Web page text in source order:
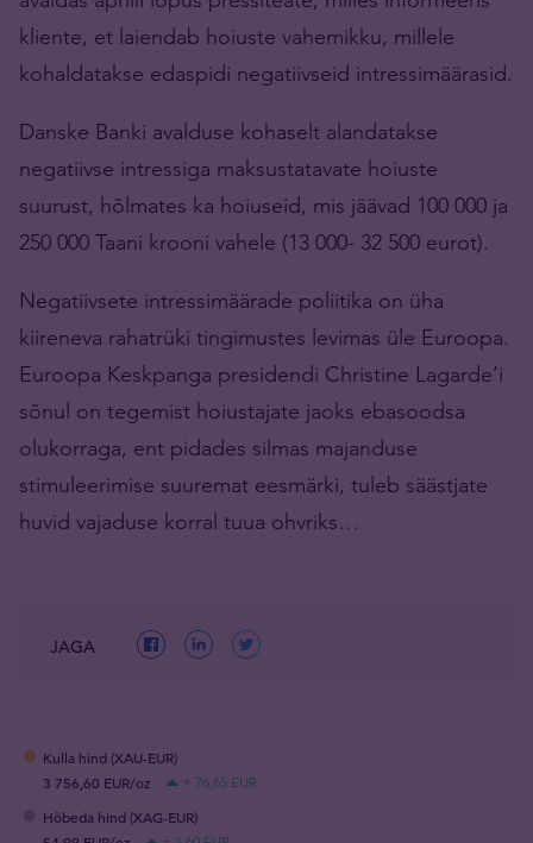
kliente, et laiendab hoiuste vahemikku, millele
kohaldatakse edaspidi negatiivseid intressimäärasid.
Danske Banki avalduse kohaselt alandatakse
negatiivse intressiga maksustatavate hoiuste
suurust, hõlmates ka hoiuseid, mis jäävad 100 000 ja
250 000 Taani krooni vahele (13 000- 32 500 eurot).
Negatiivsete intressimäärade poliitika on üha
kiireneva rahatrüki tingimustes levimas üle Euroopa.
Euroopa Keskpanga presidendi Christine Lagarde’i
sõnul on tegemist hoiustajate jaoks ebasoodsa
olukorraga, ent pidades silmas majanduse
stimuleerimise suuremat eesmärki, tuleb säästjate
huvid vajaduse korral tuua ohvriks…
JAGA
Kulla hind (XAU-EUR)
3 756,60 EUR/oz
+ 76,65 EUR
Hõbeda hind (XAG-EUR)